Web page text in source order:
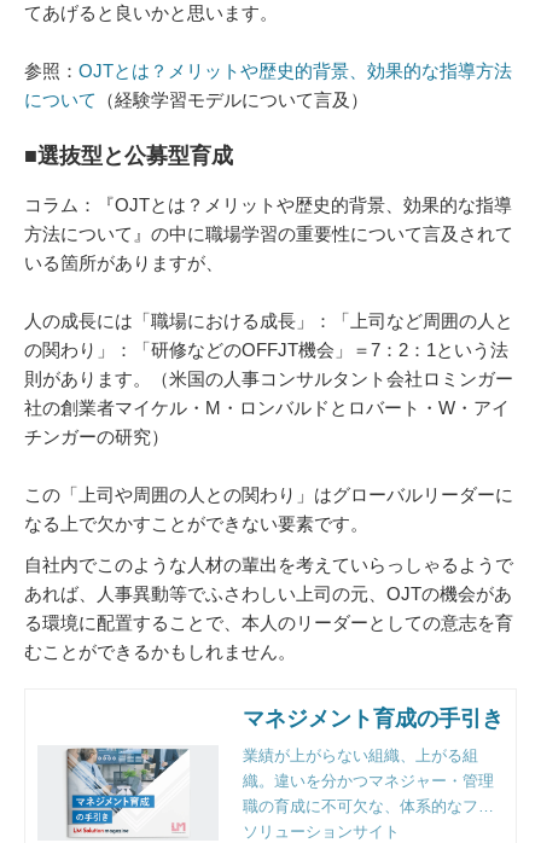
てあげると良いかと思います。
参照： OJTとは？メリットや歴史的背景、効果的な指導方法
について
（経験学習モデルについて言及）
■選抜型と公募型育成
コラム：『OJTとは？メリットや歴史的背景、効果的な指導
方法について』の中に職場学習の重要性について言及されて
いる箇所がありますが、
人の成長には「職場における成長」：「上司など周囲の人と
の関わり」：「研修などのOFFJT機会」＝7：2：1という法
則があります。（米国の人事コンサルタント会社ロミンガー
社の創業者マイケル・M・ロンバルドとロバート・W・アイ
チンガーの研究）
この「上司や周囲の人との関わり」はグローバルリーダーに
なる上で欠かすことができない要素です。
自社内でこのような人材の輩出を考えていらっしゃるようで
あれば、人事異動等でふさわしい上司の元、OJTの機会があ
る環境に配置することで、本人のリーダーとしての意志を育
むことができるかもしれません。
マネジメント育成の手引き
業績が上がらない組織、上がる組
織。違いを分かつマネジャー・管理
職の育成に不可欠な、体系的なフレ
ームワークと実践のポイントとは。
ソリューションサイト